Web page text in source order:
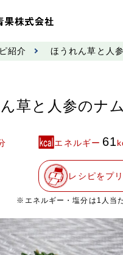
紹介 ほうれん草と人
草と人参のナ
エネルギー 61
レシピをプ
※エネルギー・塩分は1人当